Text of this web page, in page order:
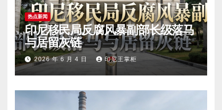
热点新闻
印尼移民局反腐风暴副部长级落马
与居留灰链
2026 年 6 月 4 日 印尼王掌柜